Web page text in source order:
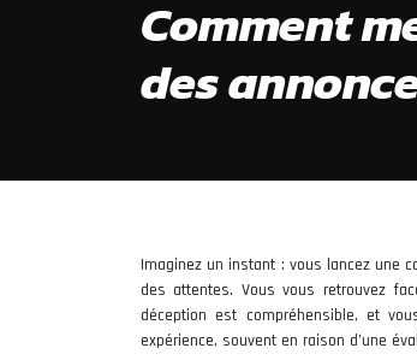
Comment
des
Imaginez un instant : vous lancez une
des attentes. Vous vous retrouvez
déception est compréhensible, et
expérience, souvent en raison d’une